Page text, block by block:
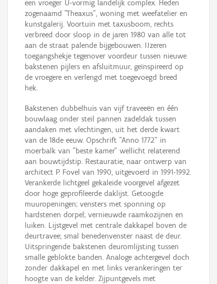
een vroeger U-vormig landelijk complex. Heden
zogenaamd "Theaxus", woning met weefatelier en
kunstgalerij. Voortuin met taxusboom, rechts
verbreed door sloop in de jaren 1980 van alle tot
aan de straat palende bijgebouwen. IJzeren
toegangshekje tegenover voordeur tussen nieuwe
bakstenen pijlers en afsluitmuur, geïnspireerd op
de vroegere en verlengd met toegevoegd breed
hek.
Bakstenen dubbelhuis van vijf traveeën en één
bouwlaag onder steil pannen zadeldak tussen
aandaken met vlechtingen, uit het derde kwart
van de 18de eeuw. Opschrift "Anno 1772" in
moerbalk van "beste kamer" wellicht relaterend
aan bouwtijdstip. Restauratie, naar ontwerp van
architect P. Fovel van 1990, uitgevoerd in 1991-1992.
Verankerde lichtgeel gekaleide voorgevel afgezet
door hoge geprofileerde daklijst. Getoogde
muuropeningen; vensters met sponning op
hardstenen dorpel; vernieuwde raamkozijnen en
luiken. Lijstgevel met centrale dakkapel boven de
deurtravee; smal benedenvenster naast de deur.
Uitspringende bakstenen deuromlijsting tussen
smalle geblokte banden. Analoge achtergevel doch
zonder dakkapel en met links verankeringen ter
hoogte van de kelder. Zijpuntgevels met